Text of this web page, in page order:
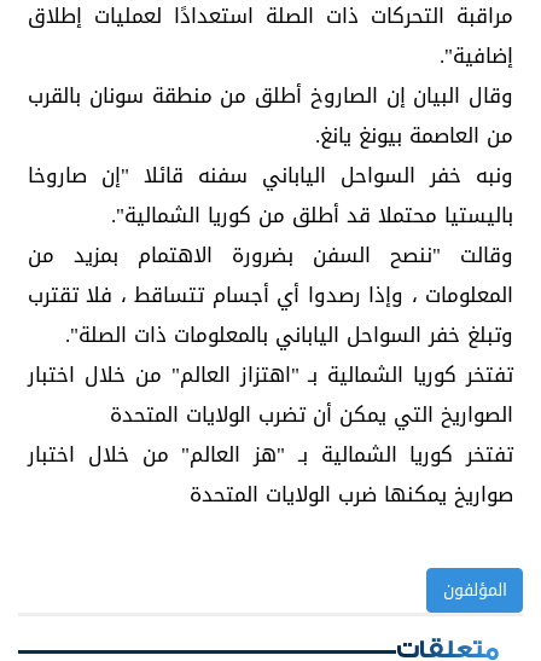
مراقبة التحركات ذات الصلة استعدادًا لعمليات إطلاق
إضافية".
وقال البيان إن الصاروخ أطلق من منطقة سونان بالقرب
من العاصمة بيونغ يانغ.
ونبه خفر السواحل الياباني سفنه قائلا "إن صاروخا
باليستيا محتملا قد أطلق من كوريا الشمالية".
وقالت "ننصح السفن بضرورة الاهتمام بمزيد من
المعلومات ، وإذا رصدوا أي أجسام تتساقط ، فلا تقترب
وتبلغ خفر السواحل الياباني بالمعلومات ذات الصلة".
تفتخر كوريا الشمالية بـ "اهتزاز العالم" من خلال اختبار
الصواريخ التي يمكن أن تضرب الولايات المتحدة
تفتخر كوريا الشمالية بـ "هز العالم" من خلال اختبار
صواريخ يمكنها ضرب الولايات المتحدة
المؤلفون
متعلقات